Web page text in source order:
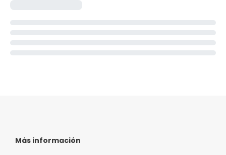
Más información